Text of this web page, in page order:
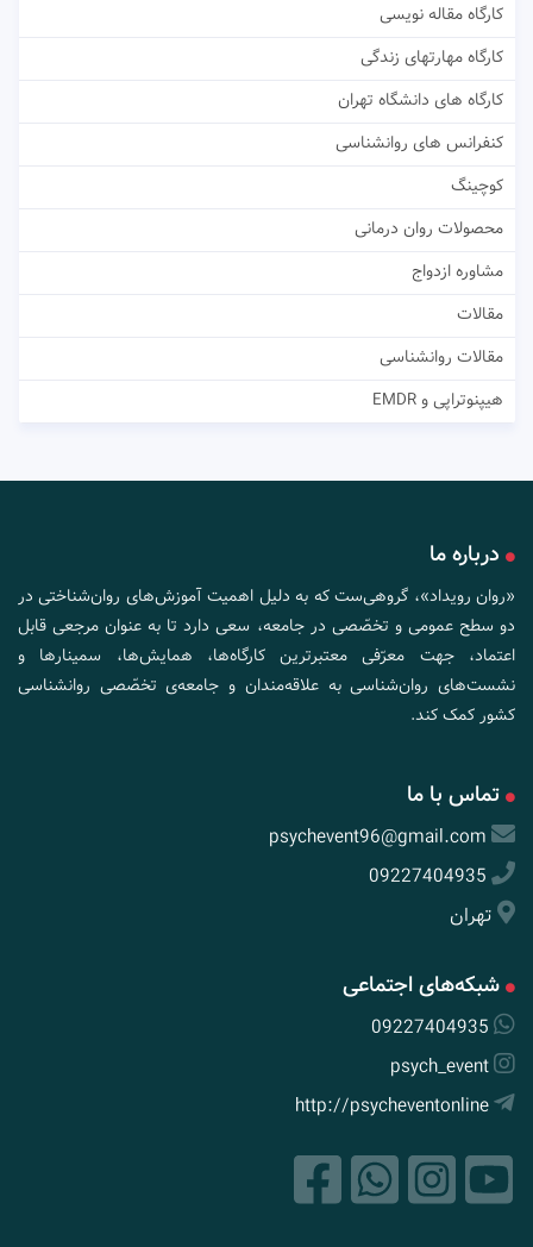
کارگاه مقاله نویسی
کارگاه مهارتهای زندگی
کارگاه های دانشگاه تهران
کنفرانس های روانشناسی
کوچینگ
محصولات روان درمانی
مشاوره ازدواج
مقالات
مقالات روانشناسی
هیپنوتراپی و EMDR
درباره ما
«روان رویداد»، گروهی‌ست که به دلیل اهمیت آموزش‌های روان‌شناختی در
دو سطح عمومی و تخصّصی در جامعه، سعی دارد تا به عنوان مرجعی قابل
اعتماد، جهت معرّفی معتبرترین کارگاه‌ها، همایش‌ها، سمینارها و
نشست‌های روان‌شناسی به علاقه‌مندان و جامعه‌ی تخصّصی روانشناسی
کشور کمک کند.
تماس با ما
psychevent96@gmail.com
09227404935
تهران
شبکه‌های اجتماعی
09227404935
psych_event
http://psycheventonline